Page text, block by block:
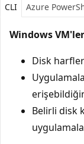
CLI Azure
Windows
Disk
Belirli disk